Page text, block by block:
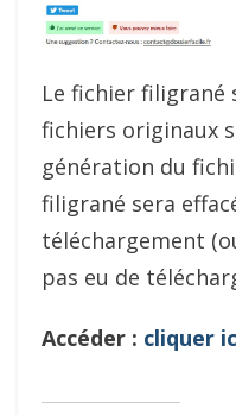
Le fichier filigrané
fichiers originaux
génération du
filigrané sera
téléchargement
pas eu de
Accéder : cliquer